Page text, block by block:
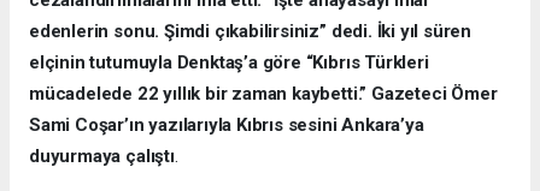
edenlerin sonu. Şimdi çıkabilirsiniz” dedi. İki yıl süren
elçinin tutumuyla Denktaş’a göre “Kıbrıs Türkleri
mücadelede 22 yıllık bir zaman kaybetti.” Gazeteci Ömer
Sami Coşar’ın yazılarıyla Kıbrıs sesini Ankara’ya
duyurmaya çalıştı.